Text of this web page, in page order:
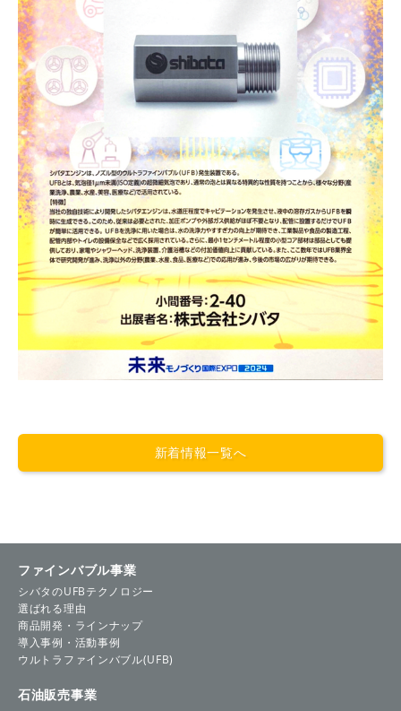
新着情報一覧へ
ファインバブル事業
シバタのUFBテクノロジー
選ばれる理由
商品開発・ラインナップ
導入事例・活動事例
ウルトラファインバブル(UFB)
石油販売事業